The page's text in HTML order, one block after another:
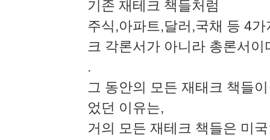
기존 재테크 책들처럼
주식,아파트,달러,국채 등 4
크 각론서가 아니라 총론서이
.
그 동안의 모든 재태크 책들
었던 이유는,
거의 모든 재테크 책들은 미